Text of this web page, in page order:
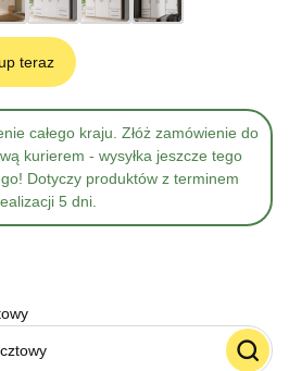
teraz
całego kraju. Złóż zamówienie do
kurierem - wysyłka jeszcze tego
Dotyczy produktów z terminem
5 dni.